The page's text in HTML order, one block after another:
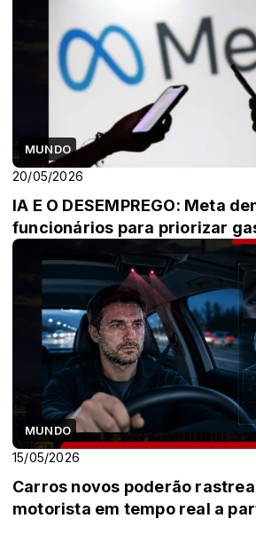
MUNDO
20/05/2026
IA E O DESEMPREGO: Meta
funcionários para priorizar
MUNDO
15/05/2026
Carros novos poderão
motorista em tempo real a